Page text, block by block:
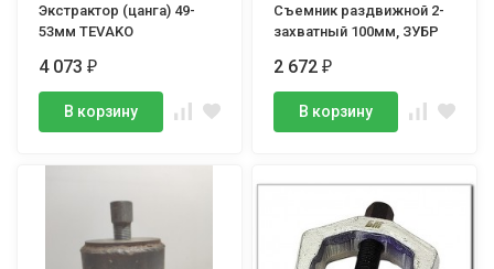
Экстрактор (цанга) 49-
53мм TEVAKO
4 073₽
В корзину
Съемник раздвижной 2-
захватный 100мм, ЗУБР
2 672₽
В корзину